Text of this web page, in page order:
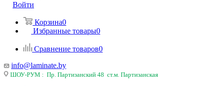
Войти
Корзина0
Избранные товары0
Сравнение товаров0
info@laminate.by
ШОУ-РУМ : Пр. Партизанский 48 ст.м. Партизанская